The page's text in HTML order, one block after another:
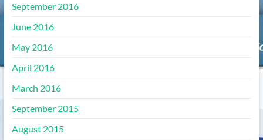
September 2016
June 2016
May 2016
April 2016
March 2016
September 2015
August 2015